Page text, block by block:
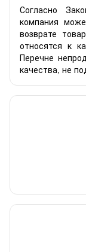
Согласно
компания
возврате
относятся к
Перечне
качества, не